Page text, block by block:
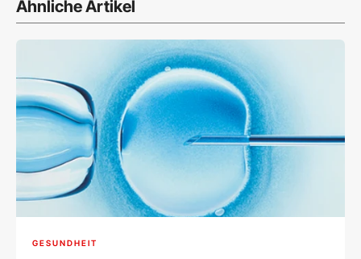
Ähnliche Artikel
GESUNDHEIT